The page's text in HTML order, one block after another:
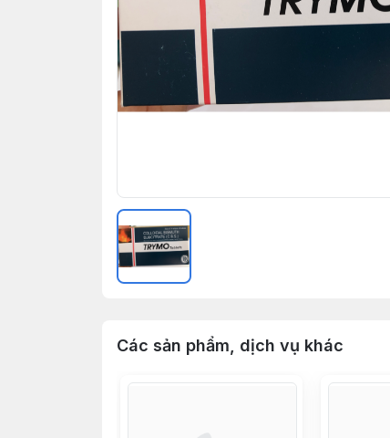
Các sản phẩm, dịch vụ khác